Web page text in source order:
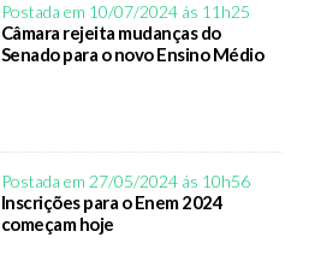
Postada em 10/07/2024 ás 11h25
Câmara rejeita mudanças do
Senado para o novo Ensino Médio
Postada em 27/05/2024 ás 10h56
Inscrições para o Enem 2024
começam hoje